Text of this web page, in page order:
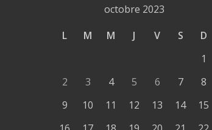
octobre 2023
L
M M J V S
D
1
2
3 4 5 6 7
8
9
10 11 12 13 14
15